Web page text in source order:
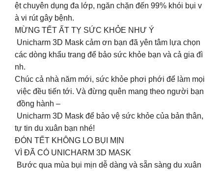
ệt chuyên dụng đa lớp, ngăn chặn đến 99% khói bụi v
à vi rút gây bệnh.
MỪNG TẾT ẤT TỴ SỨC KHỎE NHƯ Ý
️ Unicharm 3D Mask cảm ơn bạn đã yên tâm lựa chọn
các dòng khẩu trang để bảo sức khỏe bạn và cả gia đì
nh.
Chúc cả nhà năm mới, sức khỏe phơi phới để làm mọi
việc đều tiến tới. Và đừng quên mang theo người bạn
đồng hành –
Unicharm 3D Mask để bảo vệ sức khỏe của bản thân,
tự tin du xuân bạn nhé!
ĐÓN TẾT KHÔNG LO BỤI MỊN
VÌ ĐÃ CÓ UNICHARM 3D MASK
Bước qua mùa bụi mịn dễ dàng và sẵn sàng du xuân